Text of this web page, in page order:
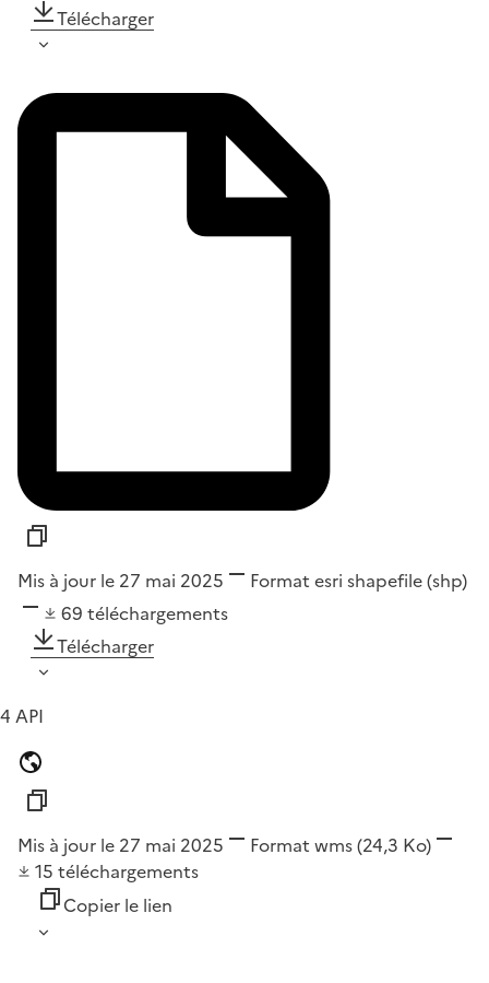
Télécharger
Mis à jour le 27 mai 2025 Format esri shapefile (shp)
69 téléchargements
Télécharger
4 API
Mis à jour le 27 mai 2025 Format wms(24,3 Ko)
15 téléchargements
Copier le lien